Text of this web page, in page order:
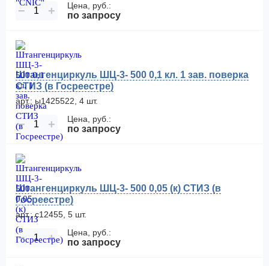
− + Цена, руб.:
по запросу
Штангенциркуль ШЦ-3- 500 0,1 кл. 1 зав. поверка
СТИЗ (в Госреестре)
арт.: ы1425522, 4 шт.
− + Цена, руб.:
по запросу
Штангенциркуль ШЦ-3- 500 0,05 (к) СТИЗ (в
Госреестре)
арт.: с12455, 5 шт.
− + Цена, руб.:
по запросу